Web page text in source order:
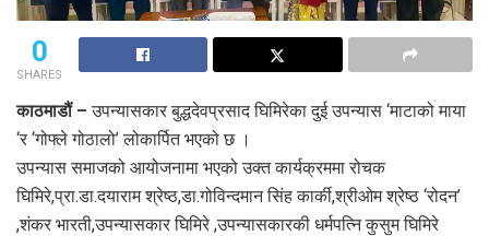
0
SHARES
काठमाडौं – उपन्यासकार बुद्धदेवप्रसाद घिमिरेका दुई उपन्यास ‘माटाको माया
‘र ‘गोफ्ले गोठालो’ लोकार्पित भएको छ ।
उपन्यास समाजको आयोजनामा भएको उक्त कार्यक्रममा रोचक
घिमिरे,प्रा.डा.दयाराम श्रेष्ठ,डा.गोविन्दमान सिंह कार्की,श्रीओम श्रेष्ठ ‘रोदन’
,शंकर भारती,उपन्यासकार घिमिरे ,उपन्यासकारकी धर्मपत्नि कुसुम घिमिरे